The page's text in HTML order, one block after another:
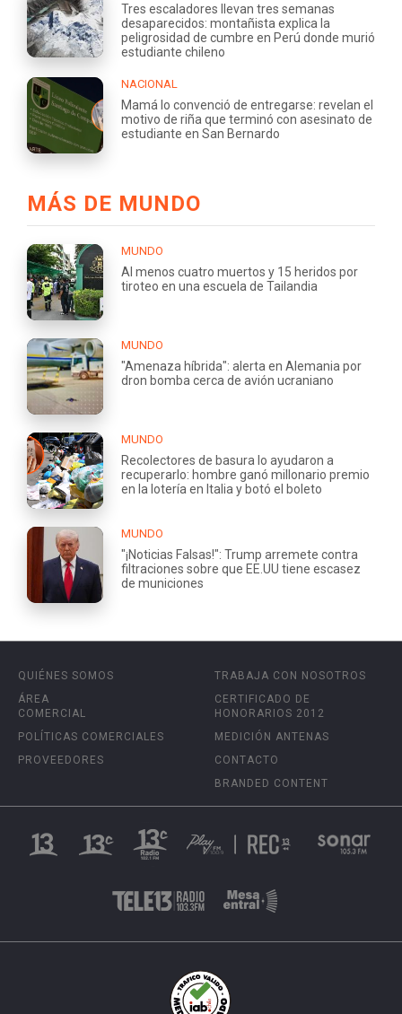
Tres escaladores llevan tres semanas
desaparecidos: montañista explica la
peligrosidad de cumbre en Perú donde murió
estudiante chileno
NACIONAL
Mamá lo convenció de entregarse: revelan el
motivo de riña que terminó con asesinato de
estudiante en San Bernardo
MÁS DE MUNDO
MUNDO
Al menos cuatro muertos y 15 heridos por
tiroteo en una escuela de Tailandia
MUNDO
"Amenaza híbrida": alerta en Alemania por
dron bomba cerca de avión ucraniano
MUNDO
Recolectores de basura lo ayudaron a
recuperarlo: hombre ganó millonario premio
en la lotería en Italia y botó el boleto
MUNDO
"¡Noticias Falsas!": Trump arremete contra
filtraciones sobre que EE.UU tiene escasez
de municiones
QUIÉNES SOMOS
ÁREA
COMERCIAL
POLÍTICAS COMERCIALES
PROVEEDORES
TRABAJA CON NOSOTROS
CERTIFICADO DE
HONORARIOS 2012
MEDICIÓN ANTENAS
CONTACTO
BRANDED CONTENT